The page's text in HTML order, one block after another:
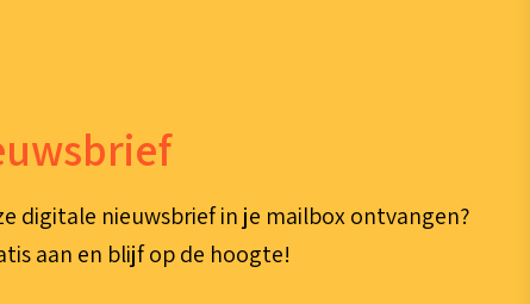
digitale nieuwsbrief in je mailbox ontvangen?
aan en blijf op de hoogte!